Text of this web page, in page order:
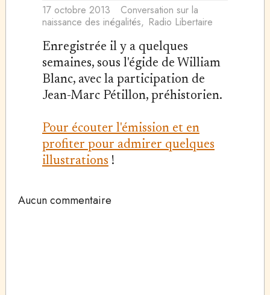
17 octobre 2013
Conversation sur la
naissance des inégalités, Radio Libertaire
Enregistrée il y a quelques
semaines, sous l'égide de William
Blanc, avec la participation de
Jean-Marc Pétillon, préhistorien.
Pour écouter l'émission et en
profiter pour admirer quelques
illustrations !
Aucun commentaire